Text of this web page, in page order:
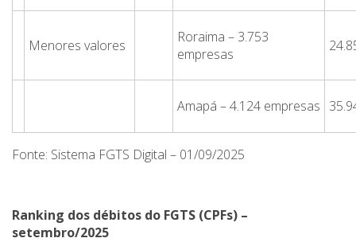
Menores valores
Roraima – 3.753
empresas
Amapá – 4.124 empresas
Fonte: Sistema FGTS Digital – 01/09/2025
Ranking dos débitos do FGTS (CPFs) –
setembro/2025